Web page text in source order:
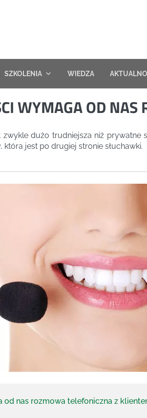
SZKOLENIA WIEDZA
WYMAGA OD
dużo trudniejsza niż
jest po drugiej stronie słuchawki.
nas rozmowa telefoniczna z